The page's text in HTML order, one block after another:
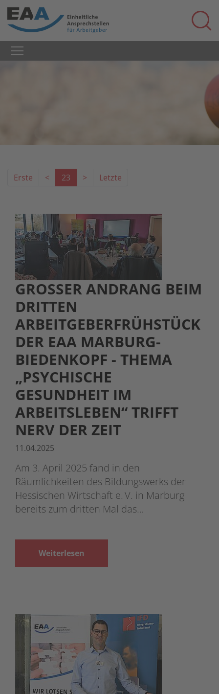
Erste < 23 > Letzte
GROSSER ANDRANG BEIM D
RITTEN A
RBEITGEBERFRÜHSTÜCK D
ER EAA MARBURG-B
IEDENKOPF - THEMA „
PSYCHISCHE G
ESUNDHEIT IM A
RBEITSLEBEN“ TRIFFT N
ERV DER ZEIT
11.04.2025
Am 3. April 2025 fand in den
Räumlichkeiten des Bildungswerks der
Hessischen Wirtschaft e. V. in Marburg
bereits zum dritten Mal das…
Weiterlesen